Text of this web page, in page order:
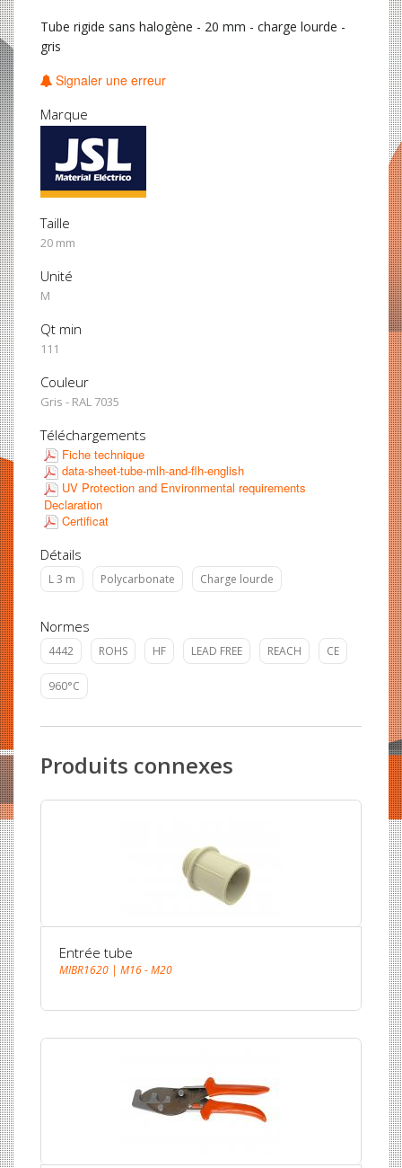
Tube rigide sans halogène - 20 mm - charge lourde -
gris
Signaler une erreur
Marque
Taille
20 mm
Unité
M
Qt min
111
Couleur
Gris - RAL 7035
Téléchargements
Fiche technique
data-sheet-tube-mlh-and-flh-english
UV Protection and Environmental requirements
Declaration
Certificat
Détails
L 3 m Polycarbonate Charge lourde
Normes
4442 ROHS HF LEAD FREE REACH CE
960°C
Produits connexes
Entrée tube
MIBR1620 | M16 - M20